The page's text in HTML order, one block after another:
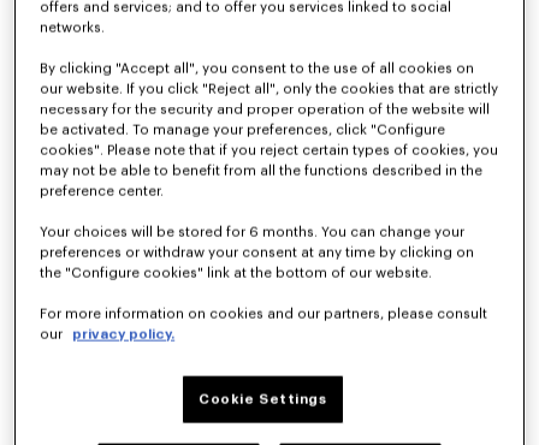
Mex$ 3,750.00
Mex$ 5,500.00
Polo slim de algodón 'KENZO Loves'
offers and services; and to offer you services linked to social
networks.
By clicking "Accept all", you consent to the use of all cookies on
our website. If you click "Reject all", only the cookies that are strictly
necessary for the security and proper operation of the website will
be activated. To manage your preferences, click "Configure
cookies". Please note that if you reject certain types of cookies, you
may not be able to benefit from all the functions described in the
preference center.
Your choices will be stored for 6 months. You can change your
preferences or withdraw your consent at any time by clicking on
the "Configure cookies" link at the bottom of our website.
For more information on cookies and our partners, please consult
our
privacy policy.
Cookie Settings